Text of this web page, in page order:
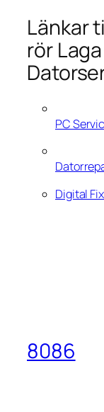
Länkar
rör
PC
Digital
8086